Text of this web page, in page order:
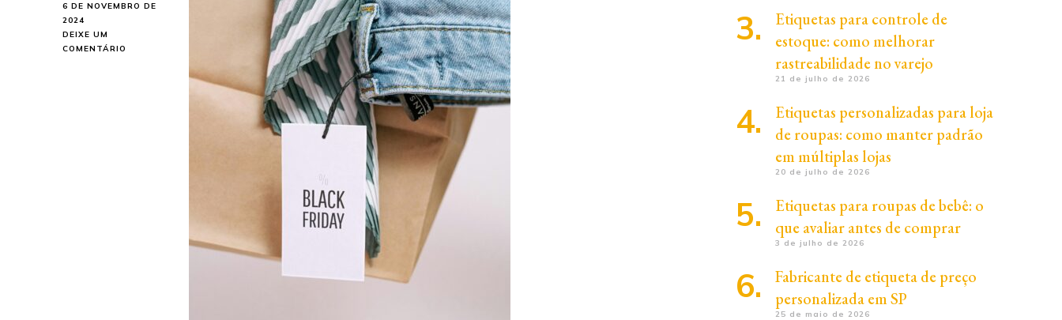
6 DE NOVEMBRO DE
2024
DEIXE UM
COMENTÁRIO
Etiquetas para controle de
estoque: como melhorar
rastreabilidade no varejo
21 de julho de 2026
Etiquetas personalizadas para loja
de roupas: como manter padrão
em múltiplas lojas
20 de julho de 2026
Etiquetas para roupas de bebê: o
que avaliar antes de comprar
3 de julho de 2026
Fabricante de etiqueta de preço
personalizada em SP
25 de maio de 2026